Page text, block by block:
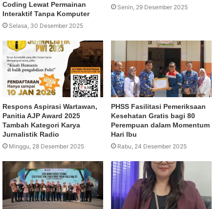
Coding Lewat Permainan
Interaktif Tanpa Komputer
Selasa, 30 Desember 2025
Senin, 29 Desember 2025
Respons Aspirasi Wartawan,
Panitia AJP Award 2025
Tambah Kategori Karya
Jurnalistik Radio
Minggu, 28 Desember 2025
PHSS Fasilitasi Pemeriksaan
Kesehatan Gratis bagi 80
Perempuan dalam Momentum
Hari Ibu
Rabu, 24 Desember 2025